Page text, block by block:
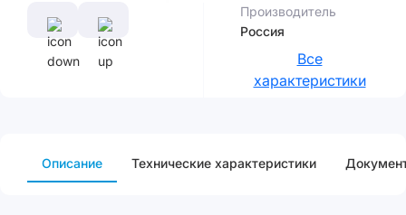
Производитель
Россия
Все
характеристики
Описание Технические характеристики